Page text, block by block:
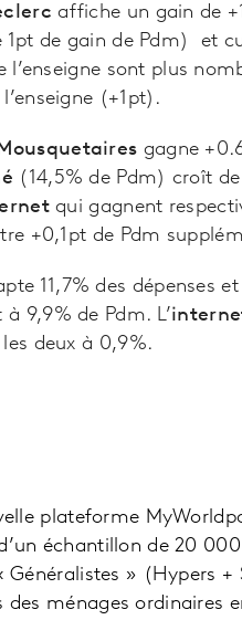
affiche un gain de
de gain de Pdm) et
l’enseigne sont plus
(+1pt).
gagne
(14,5% de Pdm) croît
qui gagnent
+0,1pt de Pdm
11,7% des dépenses
9,9% de Pdm. L’
deux à 0,9%.
plateforme
échantillon de 20
» (Hypers
des ménages ordinaires